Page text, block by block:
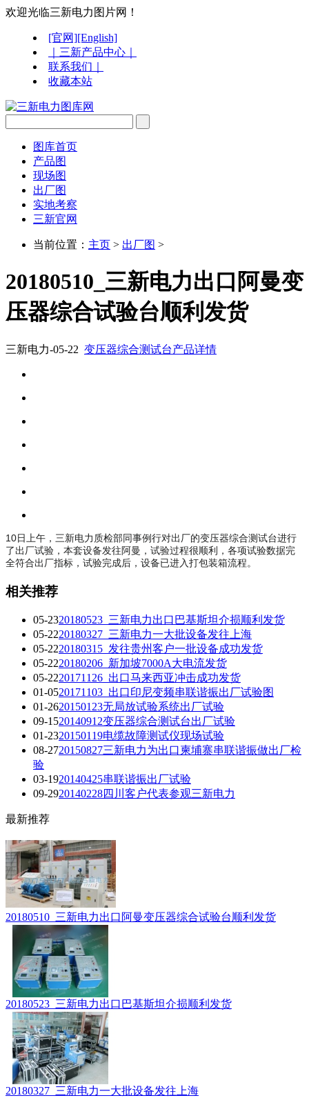
欢迎光临三新电力图片网！
[官网][English]
｜三新产品中心｜
联系我们｜
收藏本站
图库首页
产品图
现场图
出厂图
实地考察
三新官网
当前位置： 主页 > 出厂图 >
20180510_三新电力出口阿曼变
压器综合试验台顺利发货
三新电力-05-22 变压器综合测试台产品详情
10日上午，三新电力质检部同事例行对出厂的变压器综合测试台进行
了出厂试验，本套设备发往阿曼，试验过程很顺利，各项试验数据完
全符合出厂指标，试验完成后，设备已进入打包装箱流程。
相关推荐
05-2320180523_三新电力出口巴基斯坦介损顺利发货
05-2220180327_三新电力一大批设备发往上海
05-2220180315_发往贵州客户一批设备成功发货
05-2220180206_新加坡7000A大电流发货
05-2220171126_出口马来西亚冲击成功发货
01-0520171103_出口印尼变频串联谐振出厂试验图
01-2620150123无局放试验系统出厂试验
09-1520140912变压器综合测试台出厂试验
01-2320150119电缆故障测试仪现场试验
08-2720150827三新电力为出口柬埔寨串联谐振做出厂检
验
03-1920140425串联谐振出厂试验
09-2920140228四川客户代表参观三新电力
最新推荐
20180510_三新电力出口阿曼变压器综合试验台顺利发货
20180523_三新电力出口巴基斯坦介损顺利发货
20180327_三新电力一大批设备发往上海